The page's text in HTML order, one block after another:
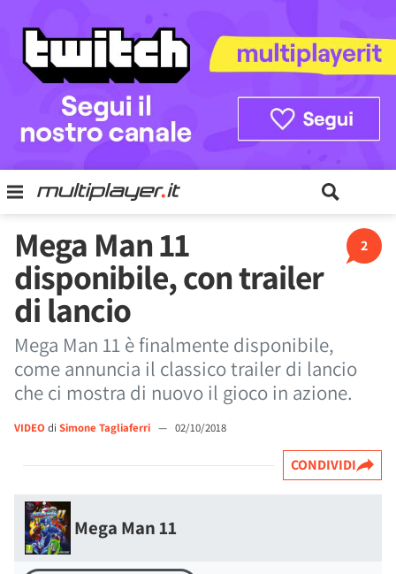
2
Mega Man 11
disponibile, con trailer
di lancio
Mega Man 11 è finalmente disponibile,
come annuncia il classico trailer di lancio
che ci mostra di nuovo il gioco in azione.
VIDEO di Simone Tagliaferri — 02/10/2018
CONDIVIDI
Mega Man 11